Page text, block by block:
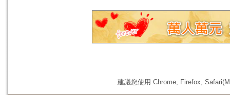
建議您使用 Chrome, Firefox,